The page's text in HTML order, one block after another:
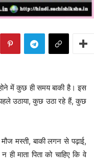
में कुछ ही समय बाकी है। इस
उठाया, कुछ उठा रहे हैं, कुछ
मस्ती, बाकी लगन से पढ़ाई,
ही माता पिता को चाहिए कि वे